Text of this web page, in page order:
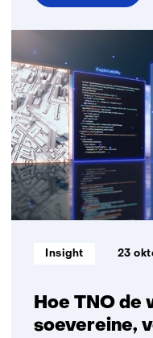
over
Van
naar
proactief:
Hoe
organisaties
grip
krijgen
op
GenAI-
governance
Hoe TNO de
soevereine,
Informatietype:
Insight 23